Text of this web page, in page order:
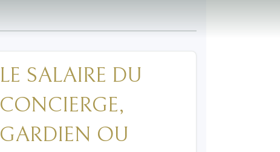
LE SALAIRE DU
CONCIERGE,
GARDIEN OU